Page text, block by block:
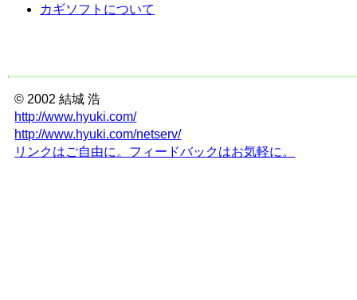
カギソフトについて
© 2002 結城 浩
http://www.hyuki.com/
http://www.hyuki.com/netserv/
リンクはご自由に。フィードバックはお気軽に。